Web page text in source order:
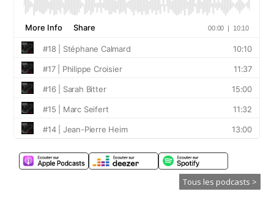
Tous les podcasts >